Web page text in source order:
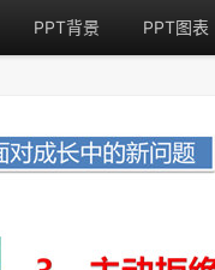
PPT背景 PPT图表